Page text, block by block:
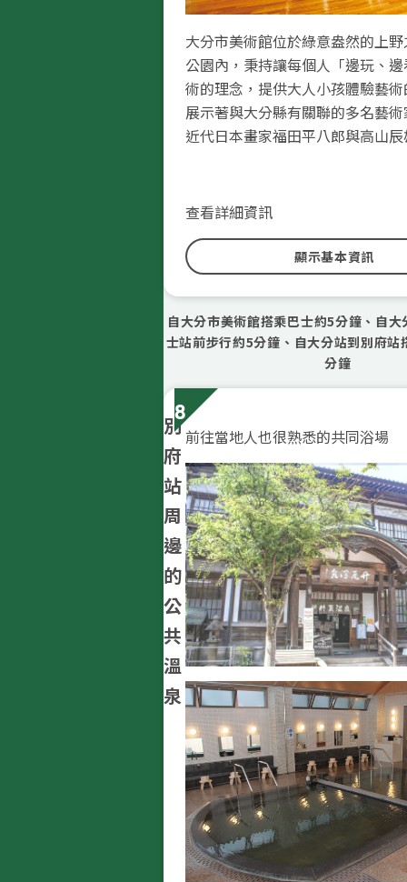
大分市美術館位於綠意盎然的上
公園內，秉持讓每個人「邊玩、
術的理念，提供大人小孩體驗藝
展示著與大分縣有關聯的多名藝
近代日本畫家福田平八郎與高山
劃展示室則全年都會舉辦各式各
賞藝術一邊散步。
禮自用兩相宜。附設的咖啡廳則
製作的美味輕食與甜點。
查看詳細資訊
顯示基本資訊
自大分市美術館搭乘巴士約5分鐘、自
士站前步行約5分鐘、自大分站到別府站
分鐘
8
別
府
站
周
邊
的
公
共
溫
泉
前往當地人也很熟悉的共同浴場